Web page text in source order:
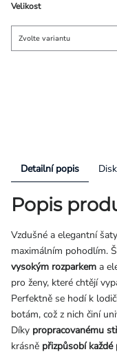
Velikost
Detailní popis
Popis
Vzdušné a elegantní
maximálním pohodlím.
vysokým rozparkem a
pro ženy, které chtějí
Perfektně se hodí k
botám, což z nich činí
Díky propracovanému
krásně přizpůsobí každé